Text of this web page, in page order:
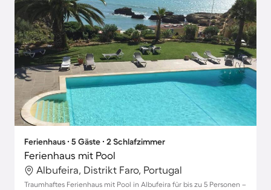
Ferienhaus ∙ 5 Gäste ∙ 2 Schlafzimmer
Ferienhaus mit Pool
Albufeira, Distrikt Faro, Portugal
Traumhaftes Ferienhaus mit Pool in Albufeira für bis zu 5 Personen –